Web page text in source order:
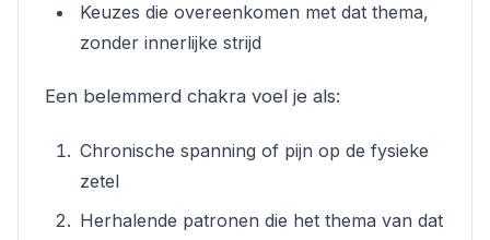
Keuzes die overeenkomen met dat thema,
zonder innerlijke strijd
Een belemmerd chakra voel je als:
Chronische spanning of pijn op de fysieke
zetel
Herhalende patronen die het thema van dat